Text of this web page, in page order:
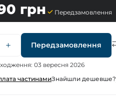
грн Передзамовлення
Передзамовлення
03 вересня 2026
частинамиЗнайшли дешевше?